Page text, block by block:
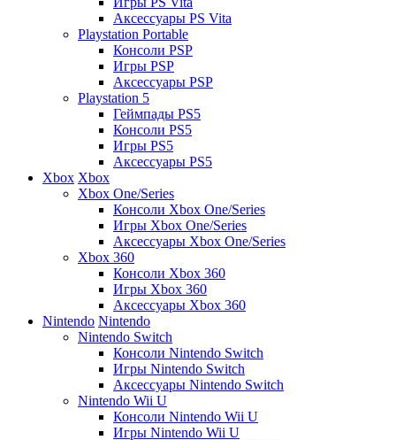
Аксессуары PS Vita
Playstation Portable
Консоли PSP
Игры PSP
Аксессуары PSP
Playstation 5
Геймпады PS5
Консоли PS5
Игры PS5
Аксессуары PS5
Xbox Xbox
Xbox One/Series
Консоли Xbox One/Series
Игры Xbox One/Series
Аксессуары Xbox One/Series
Xbox 360
Консоли Xbox 360
Игры Xbox 360
Аксессуары Xbox 360
Nintendo Nintendo
Nintendo Switch
Консоли Nintendo Switch
Игры Nintendo Switch
Аксессуары Nintendo Switch
Nintendo Wii U
Консоли Nintendo Wii U
Игры Nintendo Wii U